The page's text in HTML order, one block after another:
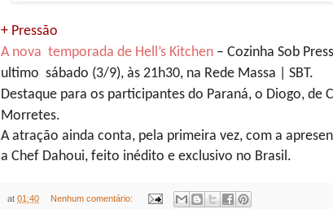
+ Pressão
A nova temporada de Hell’s Kitchen – Cozinha Sob
ultimo sábado (3/9), às 21h30, na Rede Massa | SBT.
Destaque para os participantes do Paraná, o Diogo, de
Morretes.
A atração ainda conta, pela primeira vez, com a
a Chef Dahoui, feito inédito e exclusivo no Brasil.
at 01:40 Nenhum comentário: